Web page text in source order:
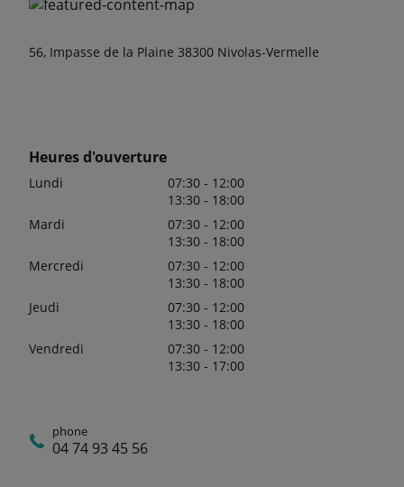
56, Impasse de la Plaine 38300 Nivolas-Vermelle
Heures d'ouverture
Lundi
07:30 - 12:00
13:30 - 18:00
Mardi
07:30 - 12:00
13:30 - 18:00
Mercredi
07:30 - 12:00
13:30 - 18:00
Jeudi
07:30 - 12:00
13:30 - 18:00
Vendredi
07:30 - 12:00
13:30 - 17:00
phone
04 74 93 45 56